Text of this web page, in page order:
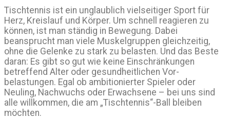
Tischtennis ist ein unglaublich vielseitiger Sport für
Herz, Kreislauf und Körper. Um schnell reagieren zu
können, ist man ständig in Bewegung. Dabei
beansprucht man viele Muskel­gruppen gleich­zeitig,
ohne die Gelenke zu stark zu belasten. Und das Beste
daran: Es gibt so gut wie keine Ein­schränk­ungen
betreffend Alter oder gesund­heitlichen Vor­
belastungen. Egal ob ambitionierter Spieler oder
Neuling, Nachwuchs oder Erwachsene – bei uns sind
alle willkommen, die am „Tischtennis“-Ball bleiben
möchten.